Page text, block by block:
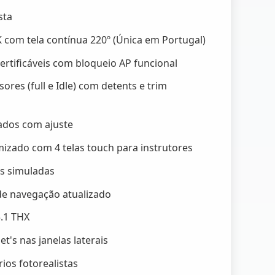
com tela contínua 220º (Única em Portugal)
com bloqueio AP funcional
(full e Idle) com detents e trim
com ajuste
com 4 telas touch para instrutores
simuladas
navegação atualizado
THX
nas janelas laterais
fotorealistas